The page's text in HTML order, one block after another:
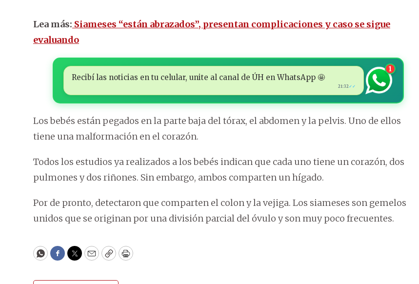
Lea más: Siameses “están abrazados”, presentan complicaciones y caso se sigue
evaluando
Recibí las noticias en tu celular, unite al canal de ÚH en WhatsApp 🤩
21:32✓✓
1
Los bebés están pegados en la parte baja del tórax, el abdomen y la pelvis. Uno de ellos
tiene una malformación en el corazón.
Todos los estudios ya realizados a los bebés indican que cada uno tiene un corazón, dos
pulmones y dos riñones. Sin embargo, ambos comparten un hígado.
Por de pronto, detectaron que comparten el colon y la vejiga. Los siameses son gemelos
unidos que se originan por una división parcial del óvulo y son muy poco frecuentes.
WhatsApp
Facebook
Twitter
EmailCopyPrint